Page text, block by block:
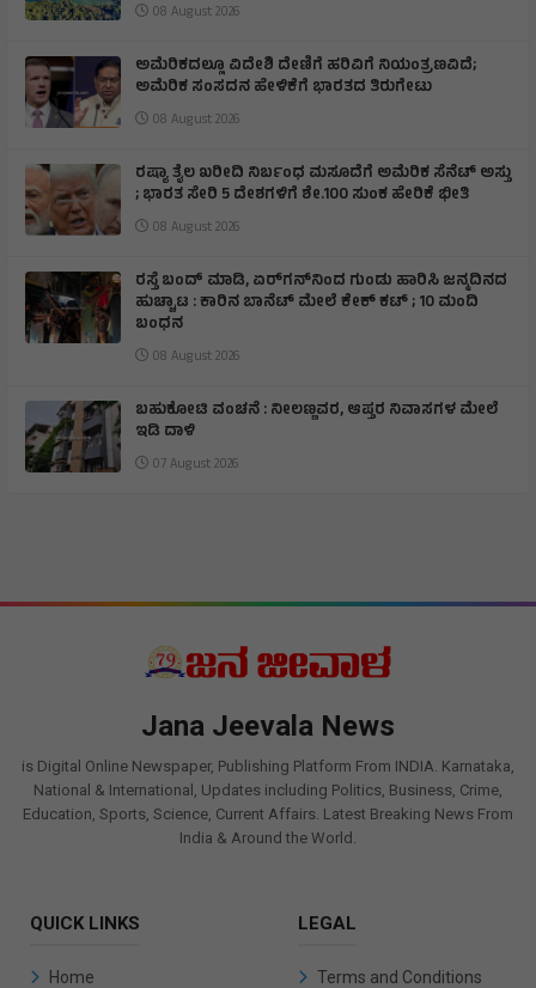
08 August 2026
ಅಮೆರಿಕದಲ್ಲೂ ವಿದೇಶಿ ದೇಣಿಗೆ ಹರಿವಿಗೆ ನಿಯಂತ್ರಣವಿದೆ;
ಅಮೆರಿಕ ಸಂಸದನ ಹೇಳಿಕೆಗೆ ಭಾರತದ ತಿರುಗೇಟು
08 August 2026
ರಷ್ಯಾ ತೈಲ ಖರೀದಿ ನಿರ್ಬಂಧ ಮಸೂದೆಗೆ ಅಮೆರಿಕ ಸೆನೆಟ್ ಅಸ್ತು
; ಭಾರತ ಸೇರಿ 5 ದೇಶಗಳಿಗೆ ಶೇ.100 ಸುಂಕ ಹೇರಿಕೆ ಭೀತಿ
08 August 2026
ರಸ್ತೆ ಬಂದ್ ಮಾಡಿ, ಏರ್‌ಗನ್‌ನಿಂದ ಗುಂಡು ಹಾರಿಸಿ ಜನ್ಮದಿನದ
ಹುಚ್ಚಾಟ : ಕಾರಿನ ಬಾನೆಟ್ ಮೇಲೆ ಕೇಕ್ ಕಟ್‌ ; 10 ಮಂದಿ
ಬಂಧನ
08 August 2026
ಬಹುಕೋಟಿ ವಂಚನೆ : ನೀಲಣ್ಣವರ, ಆಪ್ತರ ನಿವಾಸಗಳ ಮೇಲೆ
ಇಡಿ ದಾಳಿ
07 August 2026
Jana Jeevala News
is Digital Online Newspaper, Publishing Platform From INDIA. Karnataka,
National & International, Updates including Politics, Business, Crime,
Education, Sports, Science, Current Affairs. Latest Breaking News From
India & Around the World.
QUICK LINKS
Home
LEGAL
Terms and Conditions